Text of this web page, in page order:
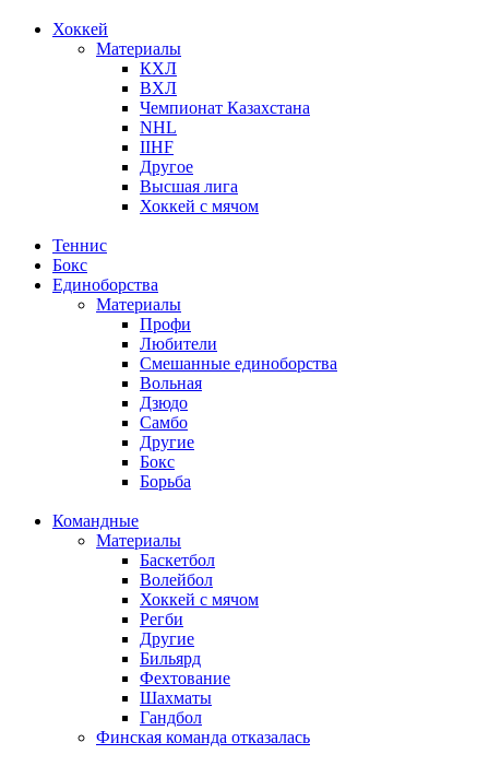
Хоккей
Материалы
КХЛ
ВХЛ
Чемпионат Казахстана
NHL
IIHF
Другое
Высшая лига
Хоккей с мячом
Теннис
Бокс
Единоборства
Материалы
Профи
Любители
Смешанные единоборства
Вольная
Дзюдо
Самбо
Другие
Бокс
Борьба
Командные
Материалы
Баскетбол
Волейбол
Хоккей с мячом
Регби
Другие
Бильярд
Фехтование
Шахматы
Гандбол
Финская команда отказалась